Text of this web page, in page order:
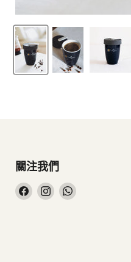
關注我們
在
Facebook
在
Instagram
在